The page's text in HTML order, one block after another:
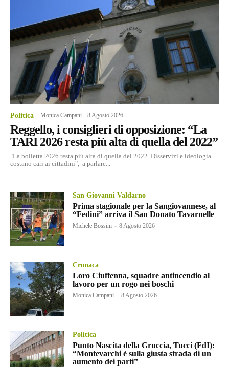
Politica Monica Campani -8 Agosto 2026
Reggello, i consiglieri di opposizione: “La
TARI 2026 resta più alta di quella del 2022”
"La bolletta 2026 resta più alta di quella del 2022. Disservizi e ideologia
costano cari ai cittadini", a parlare...
San Giovanni Valdarno
Prima stagionale per la Sangiovannese, al
“Fedini” arriva il San Donato Tavarnelle
Michele Bossini - 8 Agosto 2026
Cronaca
Loro Ciuffenna, squadre antincendio al
lavoro per un rogo nei boschi
Monica Campani - 8 Agosto 2026
Politica
Punto Nascita della Gruccia, Tucci (FdI):
“Montevarchi è sulla giusta strada di un
aumento dei parti”